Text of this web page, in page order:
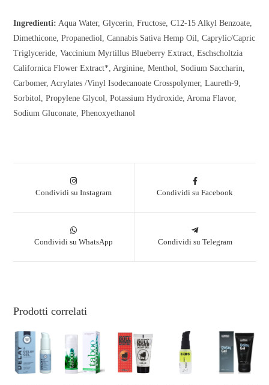
Ingredienti: Aqua Water, Glycerin, Fructose, C12-15 Alkyl Benzoate,
Dimethicone, Propanediol, Cannabis Sativa Hemp Oil, Caprylic/Capric
Triglyceride, Vaccinium Myrtillus Blueberry Extract, Eschscholtzia
Californica Flower Extract*, Arginine, Menthol, Sodium Saccharin,
Carbomer, Acrylates /Vinyl Isodecanoate Crosspolymer, Laureth-9,
Sorbitol, Propylene Glycol, Potassium Hydroxide, Aroma Flavor,
Sodium Gluconate, Phenoxyethanol
Condividi su Instagram Condividi su Facebook
Condividi su WhatsApp Condividi su Telegram
Prodotti correlati